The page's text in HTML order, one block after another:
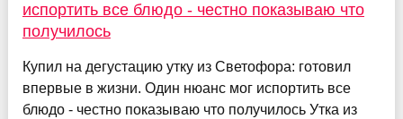
испортить все блюдо - честно показываю что
получилось
Купил на дегустацию утку из Светофора: готовил
впервые в жизни. Один нюанс мог испортить все
блюдо - честно показываю что получилось Утка из